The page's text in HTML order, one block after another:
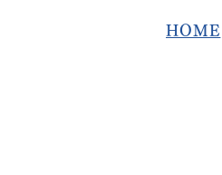
​HOME